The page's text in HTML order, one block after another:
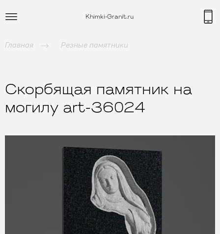
Khimki-Granit.ru
Главная Резные памятники
Скорбящая памятник на
могилу art-36024